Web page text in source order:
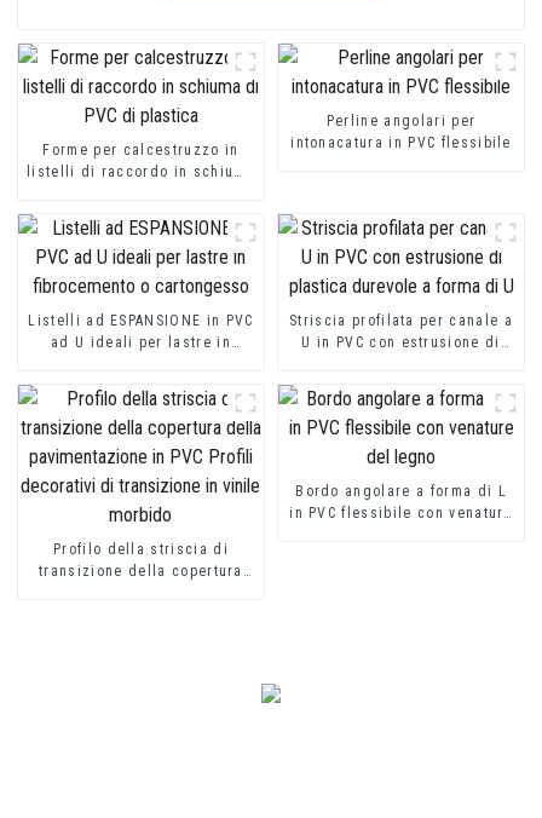
Forme per calcestruzzo in
listelli di raccordo in schiuma
Perline angolari per
intonacatura in PVC flessibile
Listelli ad ESPANSIONE in PVC
ad U ideali per lastre in
Striscia profilata per canale a
U in PVC con estrusione di
Profilo della striscia di
transizione della copertura
Bordo angolare a forma di L
in PVC flessibile con venature